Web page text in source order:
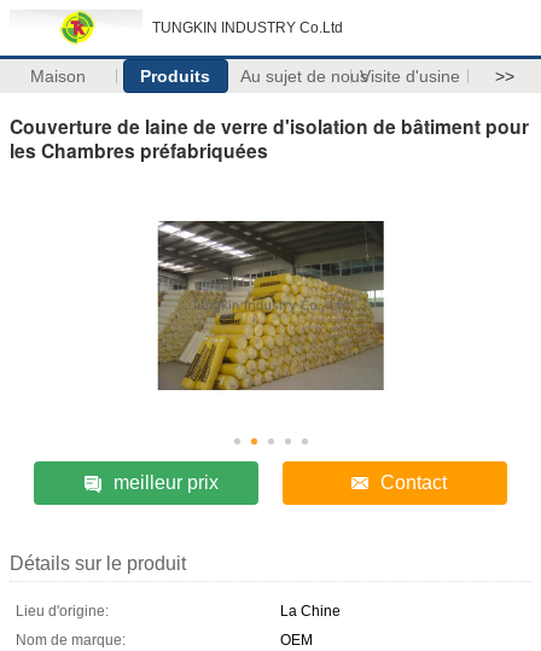
TUNGKIN INDUSTRY Co.Ltd
Maison Produits Au sujet de nousVisite d'usine >>
Couverture de laine de verre d'isolation de bâtiment pour
les Chambres préfabriquées
meilleur prix Contact
Détails sur le produit
Lieu d'origine:
La Chine
Nom de marque:
OEM